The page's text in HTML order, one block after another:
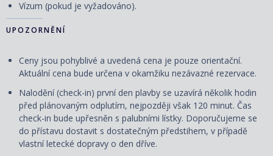
Vízum (pokud je vyžadováno).
UPOZORNĚNÍ
Ceny jsou pohyblivé a uvedená cena je pouze orientační.
Aktuální cena bude určena v okamžiku nezávazné rezervace.
Nalodění (check-in) první den plavby se uzavírá několik hodin
před plánovaným odplutím, nejpozději však 120 minut. Čas
check-in bude upřesněn s palubními lístky. Doporučujeme se
do přístavu dostavit s dostatečným předstihem, v případě
vlastní letecké dopravy o den dříve.